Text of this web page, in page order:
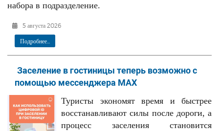
набора в подразделение.
5 августа 2026
Подробнее...
Заселение в гостиницы теперь возможно с
помощью мессенджера MAX
Туристы экономят время и быстрее
восстанавливают силы после дороги, а
процесс заселения становится